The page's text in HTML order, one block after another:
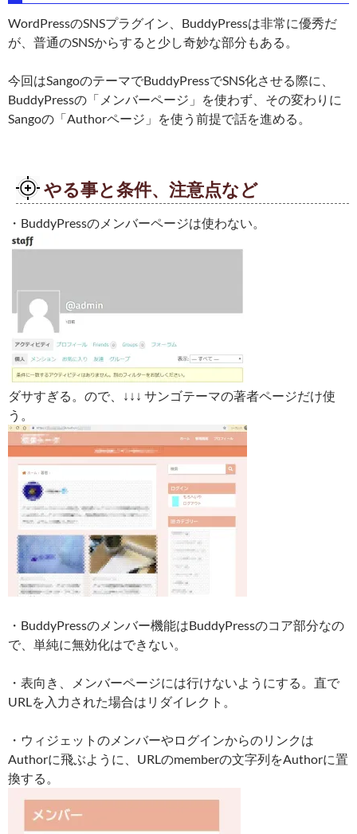
WordPressのSNSプラグイン、BuddyPressは非常に優秀だ
が、普通のSNSからすると少し奇妙な部分もある。
今回はSangoのテーマでBuddyPressでSNS化させる際に、
BuddyPressの「メンバーページ」を使わず、その変わりに
Sangoの「Authorページ」を使う前提で話を進める。
やる事と条件、注意点など
・BuddyPressのメンバーページは使わない。
ダサすぎる。ので、↓↓↓ サンゴテーマの著者ページだけ使
う。
・BuddyPressのメンバー機能はBuddyPressのコア部分なの
で、単純に無効化はできない。
・表向き、メンバーページには行けないようにする。直で
URLを入力された場合はリダイレクト。
・ウィジェットのメンバーやログインからのリンクは
Authorに飛ぶように、URLのmemberの文字列をAuthorに置
換する。